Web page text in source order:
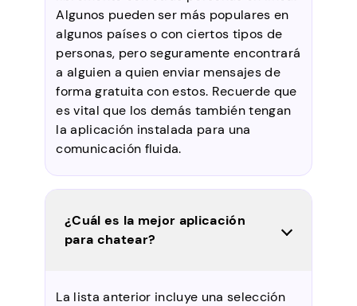
Algunos pueden ser más populares en
algunos países o con ciertos tipos de
personas, pero seguramente encontrará
a alguien a quien enviar mensajes de
forma gratuita con estos. Recuerde que
es vital que los demás también tengan
la aplicación instalada para una
comunicación fluida.
¿Cuál es la mejor aplicación
para chatear?
La lista anterior incluye una selección